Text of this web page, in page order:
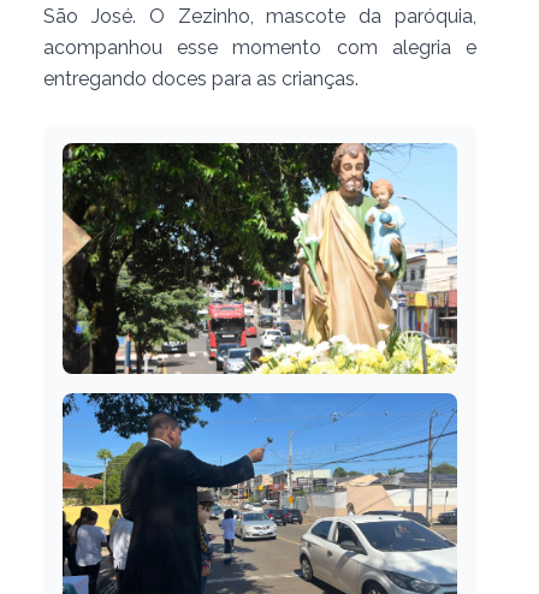
São José. O Zezinho, mascote da paróquia,
acompanhou esse momento com alegria e
entregando doces para as crianças.